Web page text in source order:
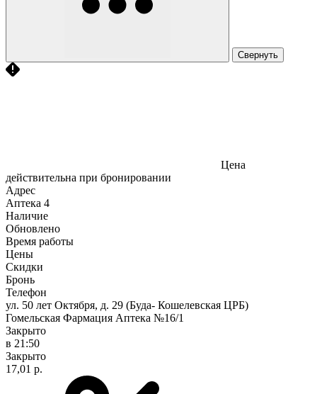
Свернуть
Цена
действительна при бронировании
Адрес
Аптека 4
Наличие
Обновлено
Время работы
Цены
Скидки
Бронь
Телефон
ул. 50 лет Октября, д. 29 (Буда- Кошелевская ЦРБ)
Гомельская Фармация Аптека №16/1
Закрыто
в 21:50
Закрыто
17,01 р.